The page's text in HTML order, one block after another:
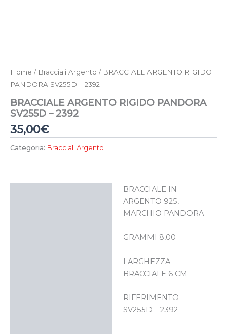
Home / Bracciali Argento / BRACCIALE ARGENTO RIGIDO
PANDORA SV255D – 2392
BRACCIALE ARGENTO RIGIDO PANDORA
SV255D – 2392
35,00€
Categoria: Bracciali Argento
BRACCIALE IN
ARGENTO 925,
MARCHIO PANDORA
GRAMMI 8,00
LARGHEZZA
BRACCIALE 6 CM
RIFERIMENTO
SV255D – 2392